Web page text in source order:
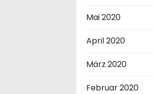
Mai 2020
April 2020
März 2020
Februar 2020